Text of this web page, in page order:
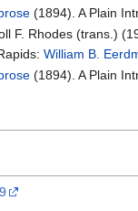
(1894). A Plain
F. Rhodes (trans.)
William B.
(1894). A Plain